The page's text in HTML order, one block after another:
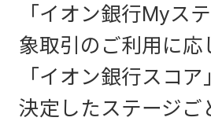
す
お
い
「イオン銀行Myス
象取引のご利用に応
「イオン銀行スコア
決定したステージご